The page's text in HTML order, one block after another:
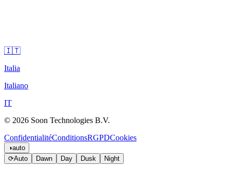
🇮🇹
Italia
Italiano
IT
© 2026 Soon Technologies B.V.
ConfidentialitéConditionsRGPDCookies
◑auto
⟳Auto Dawn Day Dusk Night